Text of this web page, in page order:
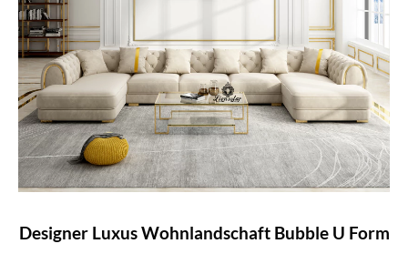
Designer Luxus Wohnlandschaft Bubble U Form